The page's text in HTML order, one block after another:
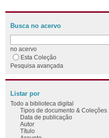
Busca no acervo
no acervo
Esta Coleção
Pesquisa avançada
Listar por
Todo a biblioteca digital
Tipos de documento & Coleções
Data de publicação
Autor
Título